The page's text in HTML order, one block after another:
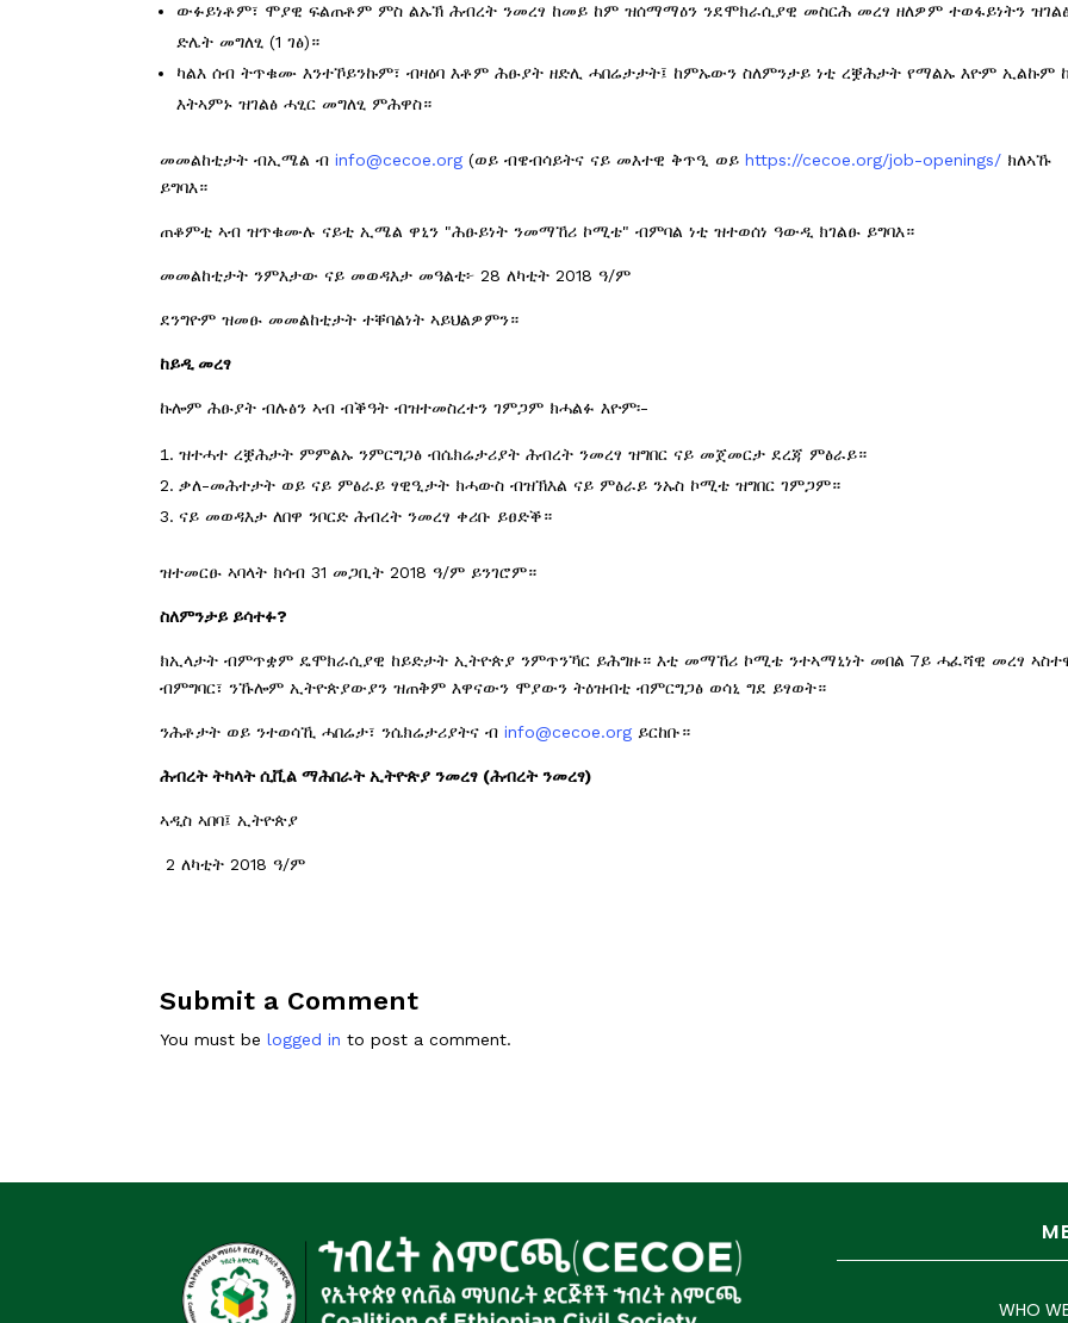
ውፉይነቶም፣ ሞያዊ ፍልጠቶም ምስ ልኡኽ ሕብረት ንመረፃ ከመይ ከም ዝሰማማዕን ንደሞክራሲያዊ መስርሕ መረፃ ዘለዎም ተወፋይነትን
ድሌት መግለፂ (1 ገፅ)።
ካልእ ሰብ ትጥቁሙ እንተኾይንኩም፣ ብዛዕባ እቶም ሕፁያት ዘድሊ ሓበሬታታት፤ ከምኡውን ስለምንታይ ነቲ ረቛሕታት የማልኡ እዮም ኢልኩም
እትኣምኑ ዝገልፅ ሓፂር መግለፂ ምሕዋስ።
መመልከቲታት ብኢሜል ብinfo@cecoe.org (ወይ ብዌብሳይትና ናይ መእተዊ ቅጥዒ ወይhttps://cecoe.org/job-openings/ ክለኣኹ
ይግባእ።
ጠቆምቲ ኣብ ዝጥቁሙሉ ናይቲ ኢሜል ዋኒን "ሕፁይነት ንመማኸሪ ኮሚቴ" ብምባል ነቲ ዝተወሰነ ዓውዲ ክገልፁ ይግባእ።
መመልከቲታት ንምእታው ናይ መወዳእታ መዓልቲ፦ 28 ለካቲት 2018 ዓ/ም
ደንግዮም ዝመፁ መመልከቲታት ተቐባልነት ኣይህልዎምን።
ከይዲ መረፃ
ኩሎም ሕፁያት ብሉፅን ኣብ ብቕዓት ብዝተመስረተን ገምጋም ክሓልፉ እዮም፡-
ዝተሓተ ረቛሕታት ምምልኡ ንምርግጋፅ ብሴክሬታሪያት ሕብረት ንመረፃ ዝግበር ናይ መጀመርታ ደረጃ ምፅራይ።
ቃለ-መሕተታት ወይ ናይ ምፅራይ ፃዊዒታት ክሓውስ ብዝኽእል ናይ ምፅራይ ንኡስ ኮሚቴ ዝግበር ገምጋም።
ናይ መወዳእታ ለበዋ ንቦርድ ሕብረት ንመረፃ ቀሪቡ ይፀድቕ።
ዝተመርፁ ኣባላት ክሳብ 31 መጋቢት 2018 ዓ/ም ይንገሮም።
ስለምንታይ ይሳተፉ?
ክኢላታት ብምጥቋም ዴሞክራሲያዊ ከይድታት ኢትዮጵያ ንምጥንኻር ይሕግዙ። እቲ መማኸሪ ኮሚቴ ንተኣማኒነት መበል 7ይ ሓፈሻዊ መረፃ
ብምግባር፣ ንኹሎም ኢትዮጵያውያን ዝጠቅም እዋናውን ሞያውን ትዕዝብቲ ብምርግጋፅ ወሳኒ ግደ ይፃወት።
ንሕቶታት ወይ ንተወሳኺ ሓበሬታ፣ ንሴክሬታሪያትና ብinfo@cecoe.org ይርከቡ።
ሕብረት ትካላት ሲቪል ማሕበራት ኢትዮጵያ ንመረፃ (ሕብረት ንመረፃ)
ኣዲስ ኣበባ፤ ኢትዮጵያ
2 ለካቲት 2018 ዓ/ም
Submit a Comment
You must belogged in to post a comment.
WHO